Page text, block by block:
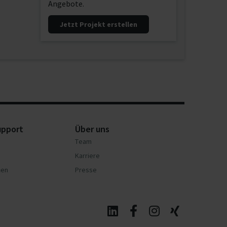
Angebote.
Jetzt Projekt erstellen
Über uns
Team
Karriere
Presse